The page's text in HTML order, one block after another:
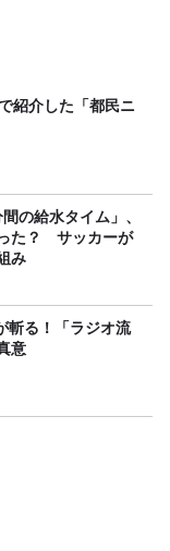
紹介した「都民ニ
の給水タイム」、
た？ サッカーが
み
斬る！「ラジオ流
意